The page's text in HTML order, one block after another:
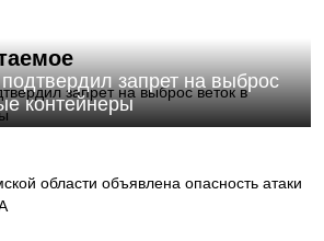
запрет на выброс
контейнеры
области объявлена опасность атаки